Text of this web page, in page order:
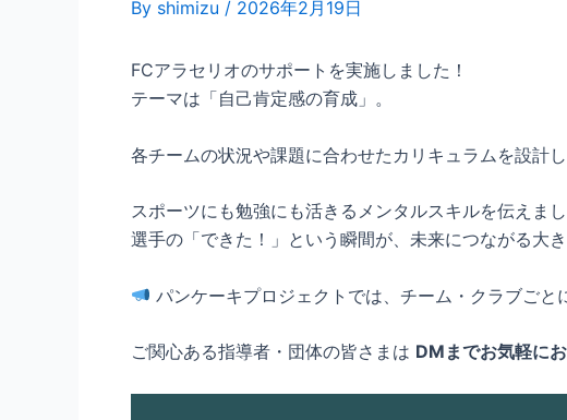
By shimizu / 2026年2月19日
FCアラセリオのサポートを実施しました！
テーマは「自己肯定感の育成」。
各チームの状況や課題に合わせたカリキュラムを設計し
スポーツにも勉強にも活きるメンタルスキルを伝えまし
選手の「できた！」という瞬間が、未来につながる大き
パンケーキプロジェクトでは、チーム・クラブごと
ご関心ある指導者・団体の皆さまは DM までお気軽に